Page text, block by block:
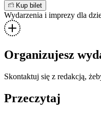
Kup bilet
Wydarzenia i imprezy dla
Organizujesz
Skontaktuj się z redakcją,
Przeczytaj